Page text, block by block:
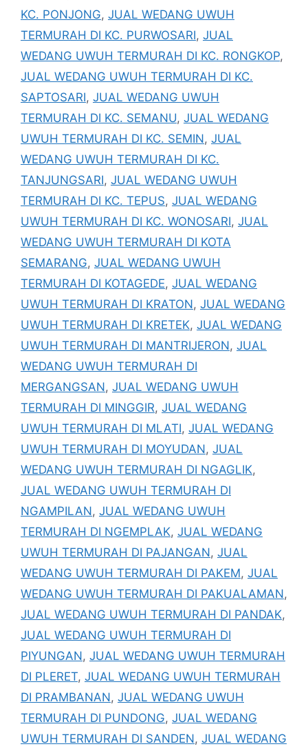
KC. PONJONG, JUAL WEDANG UWUH
TERMURAH DI KC. PURWOSARI, JUAL
WEDANG UWUH TERMURAH DI KC. RONGKOP,
JUAL WEDANG UWUH TERMURAH DI KC.
SAPTOSARI, JUAL WEDANG UWUH
TERMURAH DI KC. SEMANU, JUAL WEDANG
UWUH TERMURAH DI KC. SEMIN, JUAL
WEDANG UWUH TERMURAH DI KC.
TANJUNGSARI, JUAL WEDANG UWUH
TERMURAH DI KC. TEPUS, JUAL WEDANG
UWUH TERMURAH DI KC. WONOSARI, JUAL
WEDANG UWUH TERMURAH DI KOTA
SEMARANG, JUAL WEDANG UWUH
TERMURAH DI KOTAGEDE, JUAL WEDANG
UWUH TERMURAH DI KRATON, JUAL WEDANG
UWUH TERMURAH DI KRETEK, JUAL WEDANG
UWUH TERMURAH DI MANTRIJERON, JUAL
WEDANG UWUH TERMURAH DI
MERGANGSAN, JUAL WEDANG UWUH
TERMURAH DI MINGGIR, JUAL WEDANG
UWUH TERMURAH DI MLATI, JUAL WEDANG
UWUH TERMURAH DI MOYUDAN, JUAL
WEDANG UWUH TERMURAH DI NGAGLIK,
JUAL WEDANG UWUH TERMURAH DI
NGAMPILAN, JUAL WEDANG UWUH
TERMURAH DI NGEMPLAK, JUAL WEDANG
UWUH TERMURAH DI PAJANGAN, JUAL
WEDANG UWUH TERMURAH DI PAKEM, JUAL
WEDANG UWUH TERMURAH DI PAKUALAMAN,
JUAL WEDANG UWUH TERMURAH DI PANDAK,
JUAL WEDANG UWUH TERMURAH DI
PIYUNGAN, JUAL WEDANG UWUH TERMURAH
DI PLERET, JUAL WEDANG UWUH TERMURAH
DI PRAMBANAN, JUAL WEDANG UWUH
TERMURAH DI PUNDONG, JUAL WEDANG
UWUH TERMURAH DI SANDEN, JUAL WEDANG